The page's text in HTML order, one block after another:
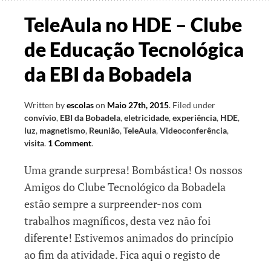
foi
TeleAula no HDE – Clube
de Educação Tecnológica
da EBI da Bobadela
Written byescolason Maio 27th, 2015. Filed under
convívio, EBI da Bobadela,eletricidade,experiência, HDE,
luz, magnetismo, Reunião,TeleAula,Videoconferência,
visita. 1 Comment.
Uma grande surpresa! Bombástica! Os nossos
Amigos do Clube Tecnológico da Bobadela
estão sempre a surpreender-nos com
trabalhos magníficos, desta vez não foi
diferente! Estivemos animados do princípio
ao fim da atividade. Fica aqui o registo de